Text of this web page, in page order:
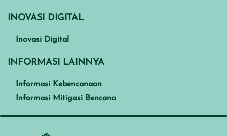
INOVASI DIGITAL
Inovasi Digital
INFORMASI LAINNYA
Informasi Kebencanaan
Informasi Mitigasi Bencana